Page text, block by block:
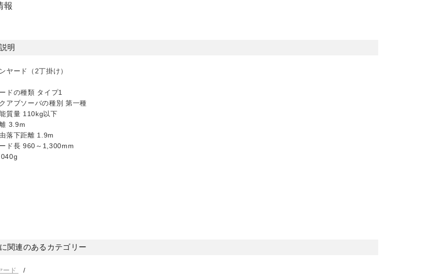
報
明
ヤード（2丁掛け）
ドの種類 タイプ1
アブソーバの種別 第一種
質量 110kg以下
3.9m
落下距離 1.9m
ド長 960～1,300mm
関連のあるカテゴリー
ード